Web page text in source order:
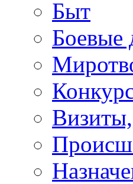
Быт
Боевые